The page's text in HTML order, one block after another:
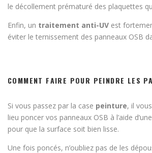
le décollement prématuré des plaquettes
Enfin, un traitement anti-UV est
éviter le ternissement des panneaux OSB
COMMENT FAIRE POUR PEINDRE LES
Si vous passez par la case peinture, il
lieu poncer vos panneaux OSB à l’aide
pour que la surface soit bien lisse.
Une fois poncés, n’oubliez pas de les